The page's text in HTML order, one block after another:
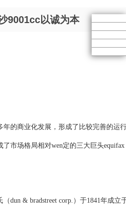
9001cc以诚为本
年的商业化发展，形成了比较完善的运
市场格局相对wen定的三大巨头
dun & bradstreet corp.）于1841年成